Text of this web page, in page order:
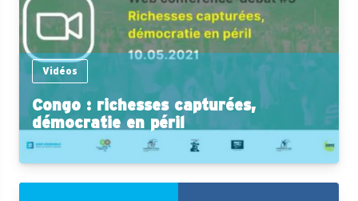
Vidéos
Congo : richesses capturées,
démocratie en péril